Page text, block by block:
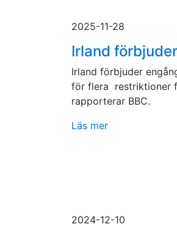
2025-11-28
Irland
Irland förbjuder
för flera restriktioner
rapporterar BBC.
Läs mer
2024-12-10